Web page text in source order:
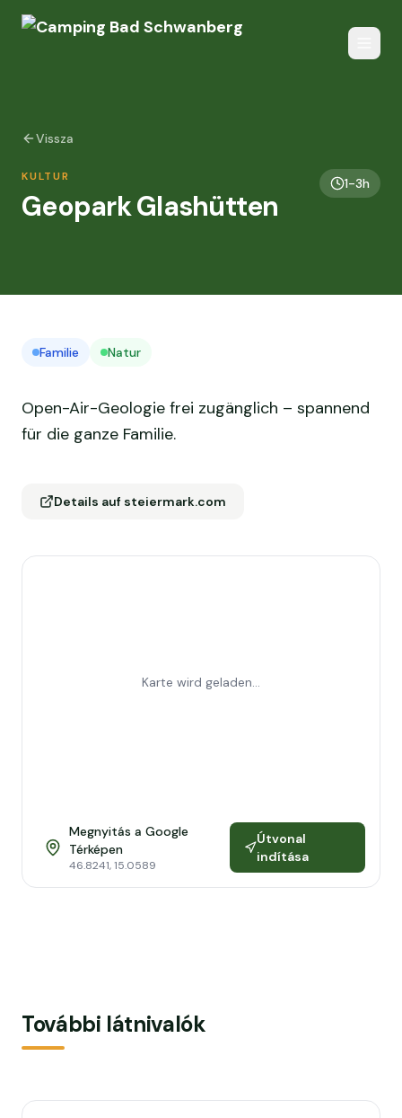
Vissza
KULTUR
Geopark Glashütten
1-3h
Familie Natur
Open-Air-Geologie frei zugänglich – spannend
für die ganze Familie.
Details auf steiermark.com
Karte wird geladen...
Megnyitás a Google
Térképen
46.8241,15.0589
Útvonal
indítása
További látnivalók